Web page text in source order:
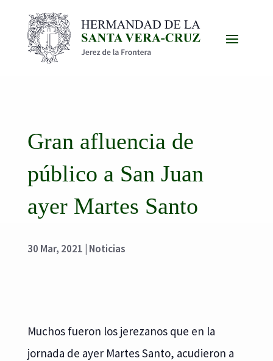
Gran afluencia de
público a San Juan
ayer Martes Santo
30 Mar, 2021 Noticias
Muchos fueron los jerezanos que en la
jornada de ayer Martes Santo, acudieron a